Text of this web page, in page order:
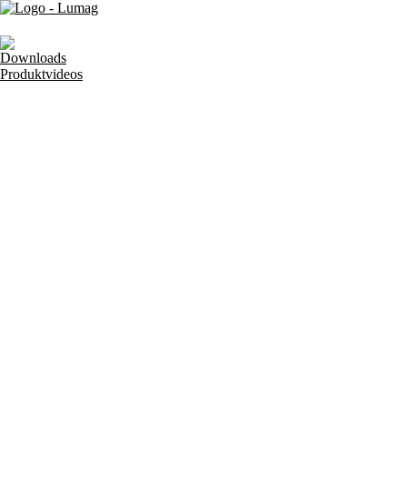
Downloads
Produktvideos